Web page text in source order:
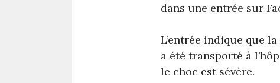
dans une entrée sur
L’entrée indique que
a été transporté à
le choc est sévère.